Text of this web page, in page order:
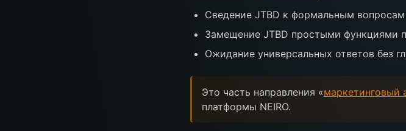
Сведение JTBD к формальным
Замещение JTBD простыми функциями
Ожидание универсальных ответов без
Это часть направления «маркетинговый
платформы NEIRO.